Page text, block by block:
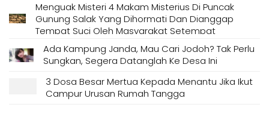
Menguak Misteri 4 Makam Misterius Di Puncak
Gunung Salak Yang Dihormati Dan Dianggap
Tempat Suci Oleh Masyarakat Setempat
Ada Kampung Janda, Mau Cari Jodoh? Tak Perlu
Sungkan, Segera Datanglah Ke Desa Ini
3 Dosa Besar Mertua Kepada Menantu Jika Ikut
Campur Urusan Rumah Tangga